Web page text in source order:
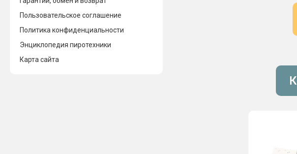
Пользовательское соглашение
Политика конфиденциальности
Энциклопедия пиротехники
Карта сайта